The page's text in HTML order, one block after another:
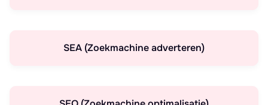
SEA (Zoekmachine adverteren)